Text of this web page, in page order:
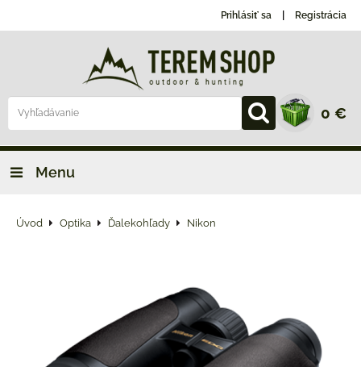
Prihlásiť sa Registrácia
0 €
Menu
Úvod Optika Ďalekohľady Nikon